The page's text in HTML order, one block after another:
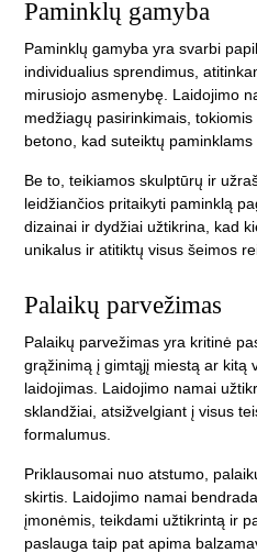
Paminklų gamyba
Paminklų gamyba yra svarbi
individualius sprendimus,
mirusiojo asmenybę. Laidojimo
medžiagų pasirinkimais,
betono, kad suteiktų paminklams
Be to, teikiamos skulptūrų ir
leidžiančios pritaikyti paminklą
dizainai ir dydžiai užtikrina, kad
unikalus ir atitiktų visus šeimos
Palaikų parvežimas
Palaikų parvežimas yra kritinė
grąžinimą į gimtąjį miestą ar kitą
laidojimas. Laidojimo namai
sklandžiai, atsižvelgiant į visus
formalumus.
Priklausomai nuo atstumo,
skirtis. Laidojimo namai
įmonėmis, teikdami užtikrintą ir
paslauga taip pat apima